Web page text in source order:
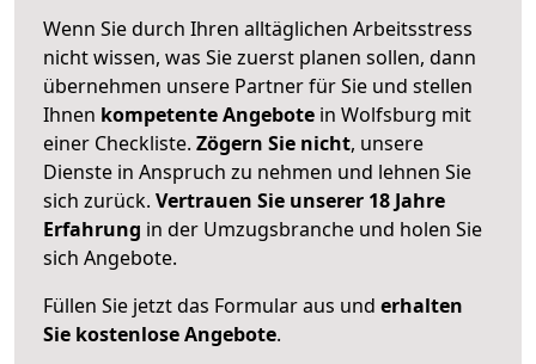
Wenn Sie durch Ihren alltäglichen Arbeitsstress
nicht wissen, was Sie zuerst planen sollen, dann
übernehmen unsere Partner für Sie und stellen
Ihnen kompetente Angebote in Wolfsburg mit
einer Checkliste. Zögern Sie nicht, unsere
Dienste in Anspruch zu nehmen und lehnen Sie
sich zurück. Vertrauen Sie unserer 18 Jahre
Erfahrung in der Umzugsbranche und holen Sie
sich Angebote.
Füllen Sie jetzt das Formular aus und erhalten
Sie kostenlose Angebote.